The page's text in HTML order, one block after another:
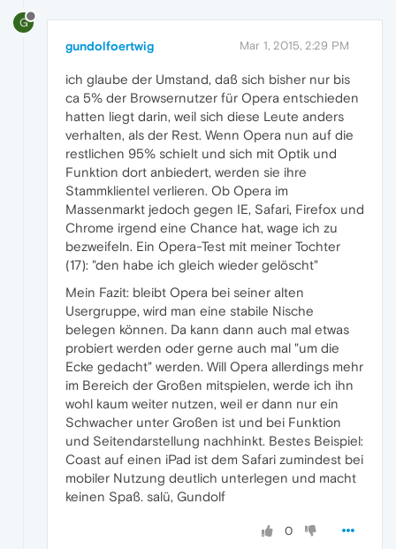
G
gundolfoertwig Mar 1, 2015, 2:29 PM
ich glaube der Umstand, daß sich bisher nur bis
ca 5% der Browsernutzer für Opera entschieden
hatten liegt darin, weil sich diese Leute anders
verhalten, als der Rest. Wenn Opera nun auf die
restlichen 95% schielt und sich mit Optik und
Funktion dort anbiedert, werden sie ihre
Stammklientel verlieren. Ob Opera im
Massenmarkt jedoch gegen IE, Safari, Firefox und
Chrome irgend eine Chance hat, wage ich zu
bezweifeln. Ein Opera-Test mit meiner Tochter
(17): "den habe ich gleich wieder gelöscht"
Mein Fazit: bleibt Opera bei seiner alten
Usergruppe, wird man eine stabile Nische
belegen können. Da kann dann auch mal etwas
probiert werden oder gerne auch mal "um die
Ecke gedacht" werden. Will Opera allerdings mehr
im Bereich der Großen mitspielen, werde ich ihn
wohl kaum weiter nutzen, weil er dann nur ein
Schwacher unter Großen ist und bei Funktion
und Seitendarstellung nachhinkt. Bestes Beispiel:
Coast auf einen iPad ist dem Safari zumindest bei
mobiler Nutzung deutlich unterlegen und macht
keinen Spaß. salü, Gundolf
0